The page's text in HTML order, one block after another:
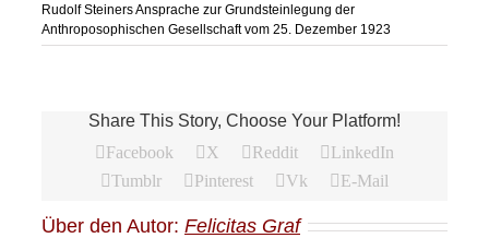
Rudolf Steiners Ansprache zur Grundsteinlegung der
Anthroposophischen Gesellschaft vom 25. Dezember 1923
Share This Story, Choose Your Platform!
Facebook
X Reddit
LinkedIn
Tumblr
Pinterest Vk E-Mail
Über den Autor: Felicitas Graf